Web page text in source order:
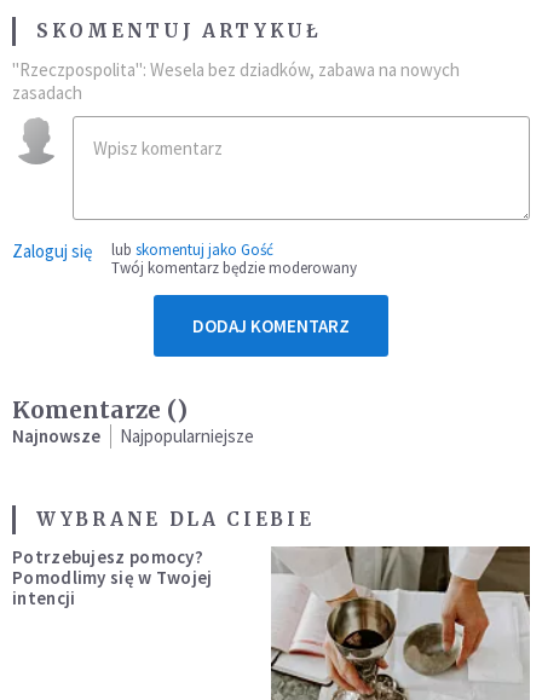
SKOMENTUJ ARTYKUŁ
"Rzeczpospolita": Wesela bez dziadków, zabawa na nowych
zasadach
Zaloguj się lub skomentuj jako Gość
Twój komentarz będzie moderowany
DODAJ KOMENTARZ
Komentarze ()
Najnowsze Najpopularniejsze
WYBRANE DLA CIEBIE
Potrzebujesz pomocy?
Pomodlimy się w Twojej
intencji